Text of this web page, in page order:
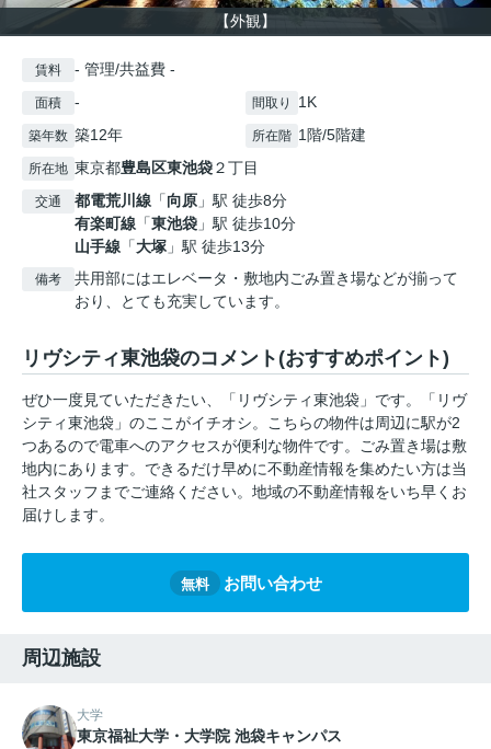
【外観】
賃料 - 管理/共益費 -
面積 - 間取り 1K
築年数 築12年 所在階 1階/5階建
所在地 東京都豊島区東池袋２丁目
交通 都電荒川線 「向原 」駅 徒歩8分
有楽町線 「東池袋 」駅 徒歩10分
山手線 「大塚 」駅 徒歩13分
備考
共用部にはエレベータ・敷地内ごみ置き場などが揃って
おり、とても充実しています。
リヴシティ東池袋のコメント(おすすめポイント)
ぜひ一度見ていただきたい、「リヴシティ東池袋」です。「リヴ
シティ東池袋」のここがイチオシ。こちらの物件は周辺に駅が2
つあるので電車へのアクセスが便利な物件です。ごみ置き場は敷
地内にあります。できるだけ早めに不動産情報を集めたい方は当
社スタッフまでご連絡ください。地域の不動産情報をいち早くお
届けします。
無料 お問い合わせ
周辺施設
大学
東京福祉大学・大学院 池袋キャンパス